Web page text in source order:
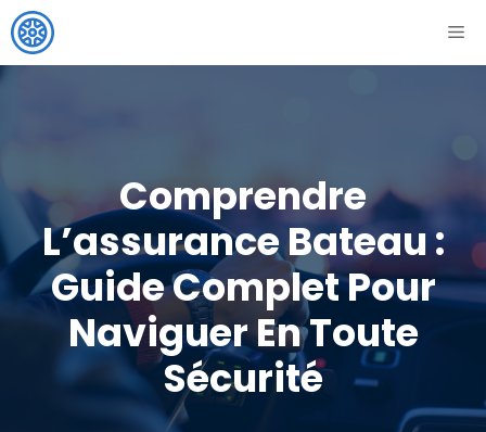
Aller
au
contenu
Comprendre
L’assurance Bateau :
Guide Complet Pour
Naviguer En Toute
Sécurité